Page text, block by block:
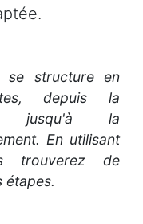
se structure en
depuis la
jusqu'à la
En utilisant
trouverez de
étapes.